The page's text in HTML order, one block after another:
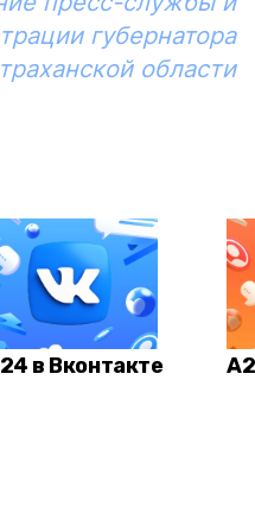
губернатора
области
в Вконтакте